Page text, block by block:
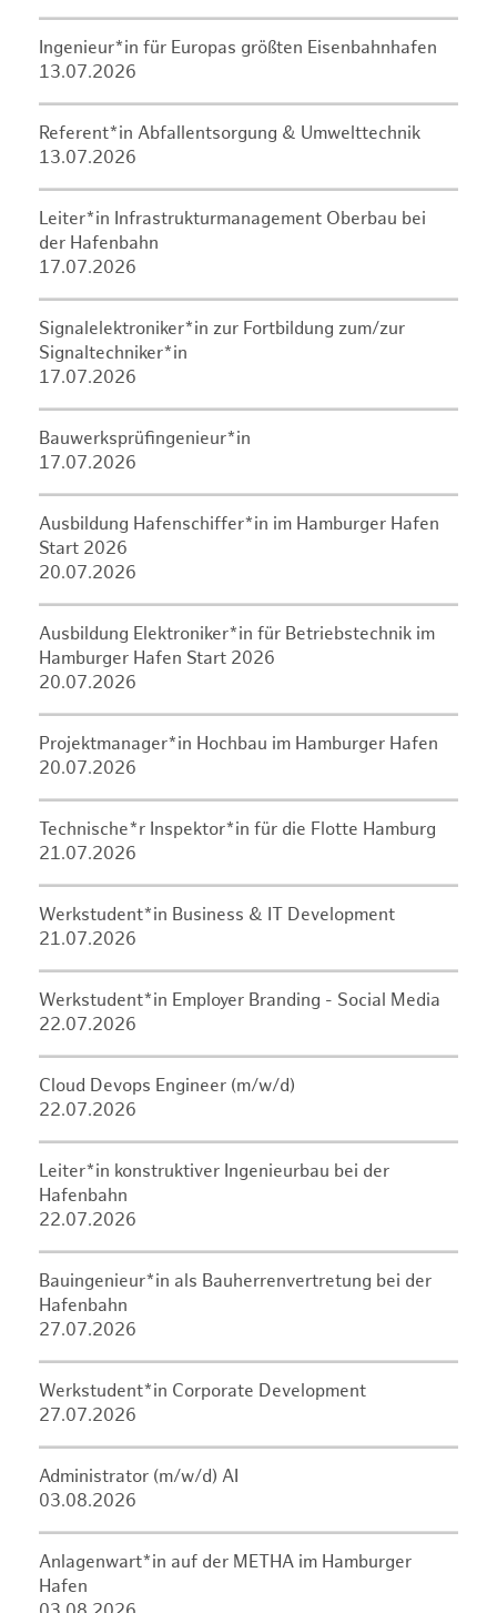
Ingenieur*in für Europas größten Eisenbahnhafen
13.07.2026
Referent*in Abfallentsorgung & Umwelttechnik
13.07.2026
Leiter*in Infrastrukturmanagement Oberbau bei
der Hafenbahn
17.07.2026
Signalelektroniker*in zur Fortbildung zum/zur
Signaltechniker*in
17.07.2026
Bauwerksprüfingenieur*in
17.07.2026
Ausbildung Hafenschiffer*in im Hamburger Hafen
Start 2026
20.07.2026
Ausbildung Elektroniker*in für Betriebstechnik im
Hamburger Hafen Start 2026
20.07.2026
Projektmanager*in Hochbau im Hamburger Hafen
20.07.2026
Technische*r Inspektor*in für die Flotte Hamburg
21.07.2026
Werkstudent*in Business & IT Development
21.07.2026
Werkstudent*in Employer Branding - Social Media
22.07.2026
Cloud Devops Engineer (m/w/d)
22.07.2026
Leiter*in konstruktiver Ingenieurbau bei der
Hafenbahn
22.07.2026
Bauingenieur*in als Bauherrenvertretung bei der
Hafenbahn
27.07.2026
Werkstudent*in Corporate Development
27.07.2026
Administrator (m/w/d) AI
03.08.2026
Anlagenwart*in auf der METHA im Hamburger
Hafen